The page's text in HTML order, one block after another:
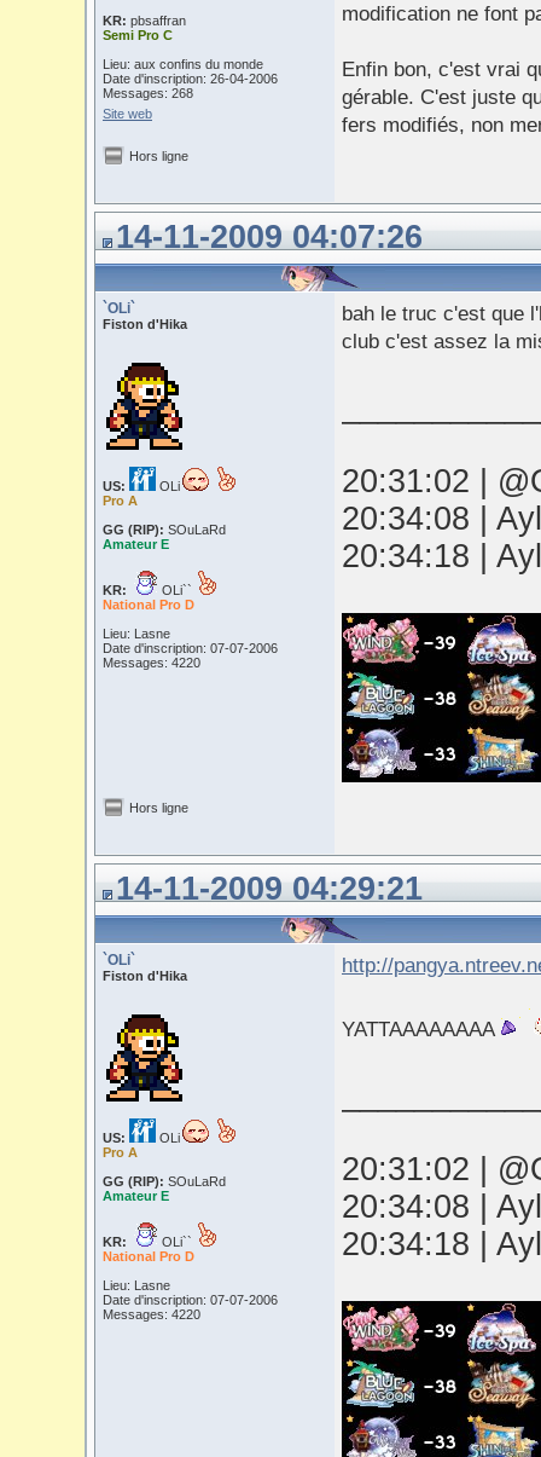
KR: pbsaffran
Semi Pro C
Lieu: aux confins du monde
Date d'inscription: 26-04-2006
Messages: 268
Site web
modification ne font
Enfin bon, c'est vrai
gérable. C'est juste
fers modifiés, non
Hors ligne
14-11-2009 04:07:26
`OLi`
Fiston d'Hika
US:
OLi
Pro A
GG (RIP): SOuLaRd
Amateur E
KR:
OLi``
National Pro D
Lieu: Lasne
Date d'inscription: 07-07-2006
Messages: 4220
bah le truc c'est que
club c'est assez la
20:31:02 |
20:34:08 |
20:34:18 |
Hors ligne
14-11-2009 04:29:21
`OLi`
Fiston d'Hika
US:
OLi
Pro A
GG (RIP): SOuLaRd
Amateur E
KR:
OLi``
National Pro D
Lieu: Lasne
Date d'inscription: 07-07-2006
Messages: 4220
http://
YATTAAAAAAAA
20:31:02 |
20:34:08 |
20:34:18 |